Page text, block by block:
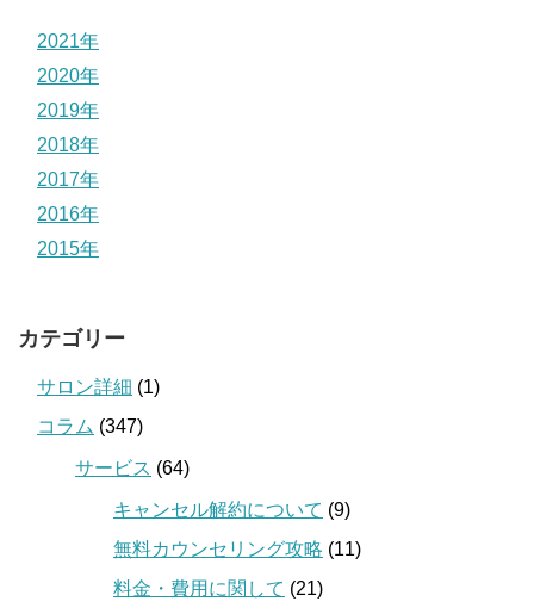
2021年
2020年
2019年
2018年
2017年
2016年
2015年
カテゴリー
サロン詳細 (1)
コラム (347)
サービス (64)
キャンセル解約について (9)
無料カウンセリング攻略 (11)
料金・費用に関して (21)